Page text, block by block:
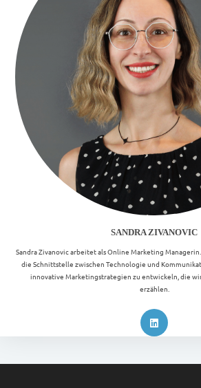
SANDRA ZIVANOVIC
Sandra Zivanovic arbeitet als Online Marketing
die Schnittstelle zwischen Technologie und
innovative Marketingstrategien zu entwickeln, die
erzählen.